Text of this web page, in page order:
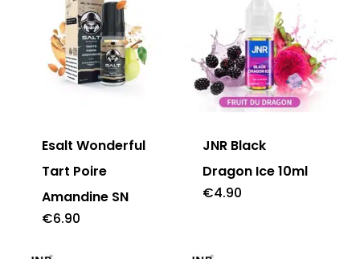
Esalt Wonderful
Tart Poire
Amandine SN
€6.90
JNR Black
Dragon Ice 10ml
€4.90